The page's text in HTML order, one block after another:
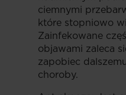
ciemnymi
które stopniowo
Zainfekowane
objawami zaleca
zapobiec
choroby.